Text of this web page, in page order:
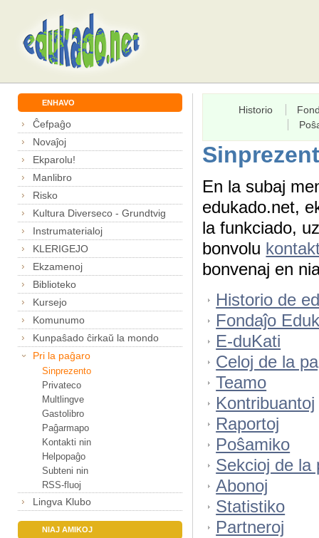
ENHAVO
Ĉefpaĝo
Novaĵoj
Ekparolu!
Manlibro
Risko
Kultura Diverseco - Grundtvig
Instrumaterialoj
KLERIGEJO
Ekzamenoj
Biblioteko
Kursejo
Komunumo
Kunpaŝado ĉirkaŭ la mondo
Pri la paĝaro
Sinprezento
Privateco
Multlingve
Gastolibro
Paĝarmapo
Kontakti nin
Helpopaĝo
Subteni nin
RSS-fluoj
Lingva Klubo
NIAJ AMIKOJ
Historio
En la subaj
edukado.net,
la funkciado,
bonvolu
bonvenaj en
Historio de
Fondaĵo
E-duKati
Celoj de la
Teamo
Kontribuantoj
Raportoj
Poŝamiko
Sekcioj de la
Abonoj
Statistiko
Partneroj